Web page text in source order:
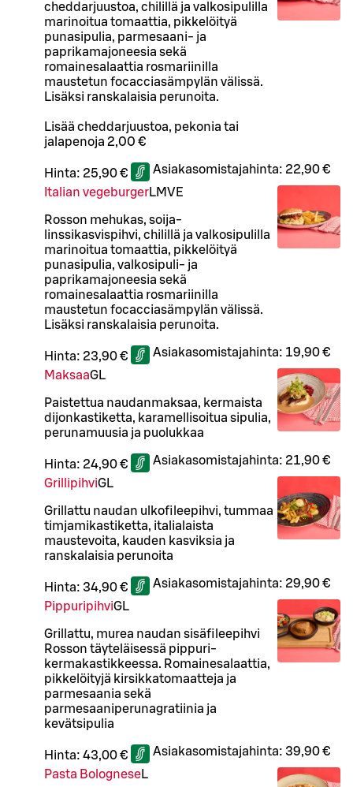
cheddarjuustoa, chilillä ja valkosipulilla
marinoitua tomaattia, pikkelöityä
punasipulia, parmesaani- ja
paprikamajoneesia sekä
romainesalaattia rosmariinilla
maustetun focacciasämpylän välissä.
Lisäksi ranskalaisia perunoita.
Lisää cheddarjuustoa, pekonia tai
jalapenoja 2,00 €
Hinta: 25,90 € Asiakasomistajahinta: 22,90 €
Italian vegeburgerLMVE
Rosson mehukas, soija-
linssikasvispihvi, chilillä ja valkosipulilla
marinoitua tomaattia, pikkelöityä
punasipulia, valkosipuli- ja
paprikamajoneesia sekä
romainesalaattia rosmariinilla
maustetun focacciasämpylän välissä.
Lisäksi ranskalaisia perunoita.
Hinta: 23,90 € Asiakasomistajahinta: 19,90 €
MaksaaGL
Paistettua naudanmaksaa, kermaista
dijonkastiketta, karamellisoitua sipulia,
perunamuusia ja puolukkaa
Hinta: 24,90 € Asiakasomistajahinta: 21,90 €
GrillipihviGL
Grillattu naudan ulkofileepihvi, tummaa
timjamikastiketta, italialaista
maustevoita, kauden kasviksia ja
ranskalaisia perunoita
Hinta: 34,90 € Asiakasomistajahinta: 29,90 €
PippuripihviGL
Grillattu, murea naudan sisäfileepihvi
Rosson täyteläisessä pippuri-
kermakastikkeessa. Romainesalaattia,
pikkelöityjä kirsikkatomaatteja ja
parmesaania sekä
parmesaaniperunagratiinia ja
kevätsipulia
Hinta: 43,00 € Asiakasomistajahinta: 39,90 €
Pasta BologneseL